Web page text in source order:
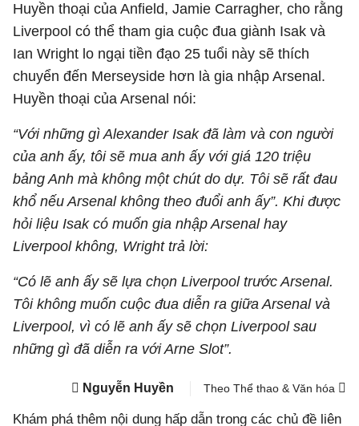
Huyền thoại của Anfield, Jamie Carragher, cho rằng
Liverpool có thể tham gia cuộc đua giành Isak và
Ian Wright lo ngại tiền đạo 25 tuổi này sẽ thích
chuyển đến Merseyside hơn là gia nhập Arsenal.
Huyền thoại của Arsenal nói:
“Với những gì Alexander Isak đã làm và con người
của anh ấy, tôi sẽ mua anh ấy với giá 120 triệu
bảng Anh mà không một chút do dự. Tôi sẽ rất đau
khổ nếu Arsenal không theo đuổi anh ấy”. Khi được
hỏi liệu Isak có muốn gia nhập Arsenal hay
Liverpool không, Wright trả lời:
“Có lẽ anh ấy sẽ lựa chọn Liverpool trước Arsenal.
Tôi không muốn cuộc đua diễn ra giữa Arsenal và
Liverpool, vì có lẽ anh ấy sẽ chọn Liverpool sau
những gì đã diễn ra với Arne Slot”.
Nguyễn Huyền Theo Thể thao & Văn hóa
Khám phá thêm nội dung hấp dẫn trong các chủ đề liên